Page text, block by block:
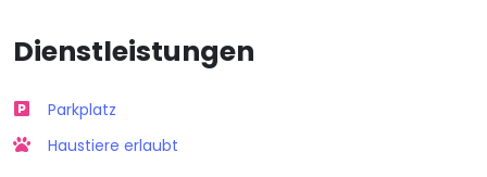
Dienstleistungen
Parkplatz
Haustiere erlaubt